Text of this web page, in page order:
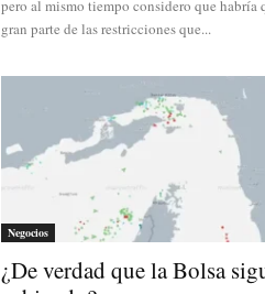
pero al mismo tiempo considero que habría
gran parte de las restricciones que...
Negocios
¿De verdad que la Bolsa